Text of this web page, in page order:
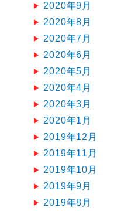
2020年9月
2020年8月
2020年7月
2020年6月
2020年5月
2020年4月
2020年3月
2020年1月
2019年12月
2019年11月
2019年10月
2019年9月
2019年8月